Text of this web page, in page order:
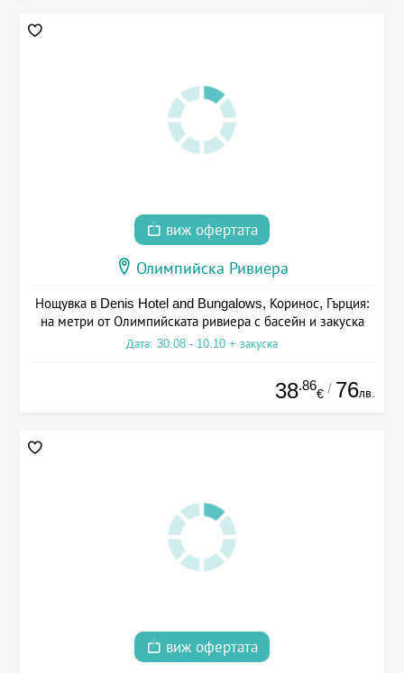
виж офертата
Олимпийска Ривиера
Нощувка в Denis Hotel and Bungalows, Коринос, Гърция:
на метри от Олимпийската ривиера с басейн и закуска
Дата: 30.08 - 10.10 + закуска
38.86
€ / 76лв.
виж офертата